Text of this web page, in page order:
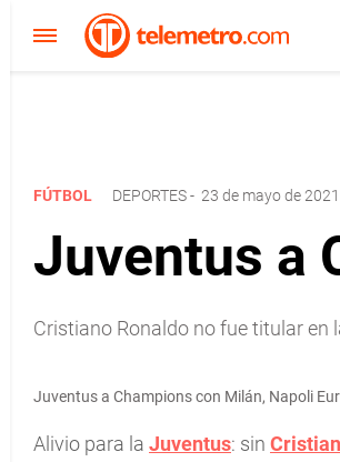
FÚTBOL DEPORTES- 23 de mayo de
Juventus a
Cristiano Ronaldo no fue titular en
Juventus a Champions con Milán, Napoli
Alivio para la Juventus: sin